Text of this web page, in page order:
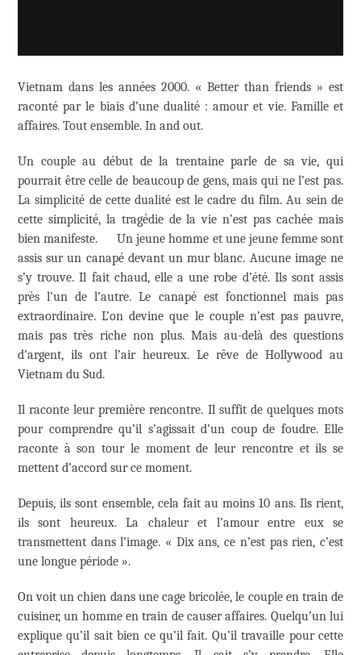
Vietnam dans les années 2000. « Better than friends » est
raconté par le biais d’une dualité : amour et vie. Famille et
affaires. Tout ensemble. In and out.
Un couple au début de la trentaine parle de sa vie, qui
pourrait être celle de beaucoup de gens, mais qui ne l’est pas.
La simplicité de cette dualité est le cadre du film. Au sein de
cette simplicité, la tragédie de la vie n’est pas cachée mais
bien manifeste. Un jeune homme et une jeune femme sont
assis sur un canapé devant un mur blanc. Aucune image ne
s’y trouve. Il fait chaud, elle a une robe d’été. Ils sont assis
près l’un de l’autre. Le canapé est fonctionnel mais pas
extraordinaire. L’on devine que le couple n’est pas pauvre,
mais pas très riche non plus. Mais au-delà des questions
d’argent, ils ont l’air heureux. Le rêve de Hollywood au
Vietnam du Sud.
Il raconte leur première rencontre. Il suffit de quelques mots
pour comprendre qu’il s’agissait d’un coup de foudre. Elle
raconte à son tour le moment de leur rencontre et ils se
mettent d’accord sur ce moment.
Depuis, ils sont ensemble, cela fait au moins 10 ans. Ils rient,
ils sont heureux. La chaleur et l’amour entre eux se
transmettent dans l’image. « Dix ans, ce n’est pas rien, c’est
une longue période ».
On voit un chien dans une cage bricolée, le couple en train de
cuisiner, un homme en train de causer affaires. Quelqu’un lui
explique qu’il sait bien ce qu’il fait. Qu’il travaille pour cette